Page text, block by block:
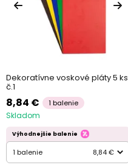
Dekoratívne voskové pláty 5 ks
č.1
8,84 € 1 balenie
Skladom
Výhodnejšie balenie
1 balenie 8,84 €